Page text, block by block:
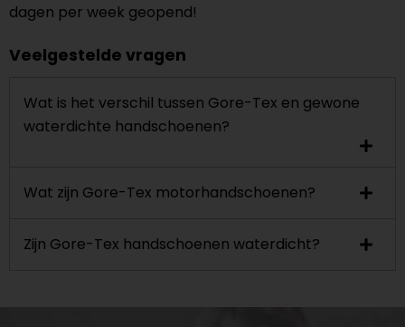
dagen per week geopend!
Veelgestelde vragen
Wat is het verschil tussen Gore-Tex en gewone
waterdichte handschoenen?
Wat zijn Gore-Tex motorhandschoenen?
Zijn Gore-Tex handschoenen waterdicht?